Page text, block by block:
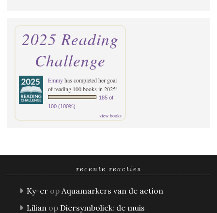
2025 Reading
Challenge
Emmyhas completed her goal
of reading 100 books in 2025!
185 of
100 (100%)
view books
recente reacties
Ky-er op Aquamarkers van de action
Lilian op Diersymboliek: de muis